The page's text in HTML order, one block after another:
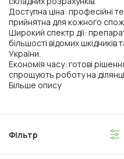
Доступна ціна: професійні
прийнятна для кожного
Широкий спектр дії:
більшості відомих
України.
Економія часу: готові
спрощують роботу на
Більше опису
Фільтр